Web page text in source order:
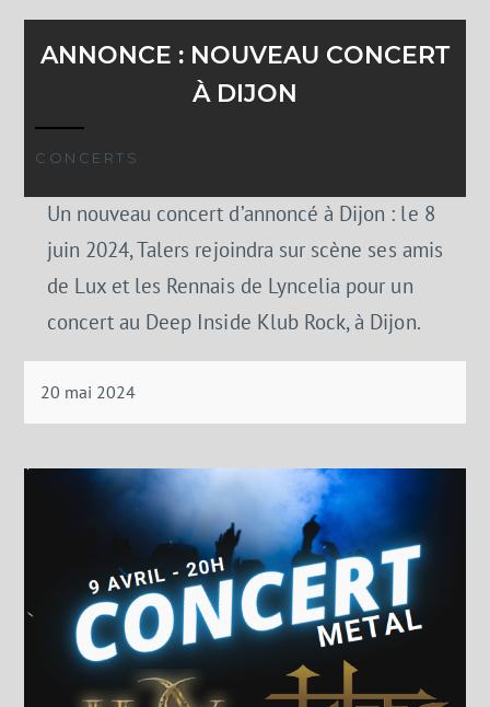
ANNONCE : NOUVEAU CONCERT
À DIJON
CONCERTS
Un nouveau concert d’annoncé à Dijon : le 8
juin 2024, Talers rejoindra sur scène ses amis
de Lux et les Rennais de Lyncelia pour un
concert au Deep Inside Klub Rock, à Dijon.
20 mai 2024